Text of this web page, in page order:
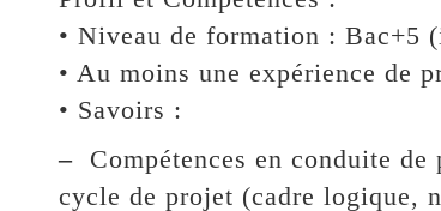
• Niveau de formation : Bac+5
• Au moins une expérience de
• Savoirs :
–Compétences en conduite de
cycle de projet (cadre logique,